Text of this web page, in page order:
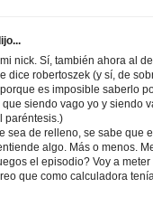
nick. Sí, también ahora al
dice robertoszek (y sí, de
es imposible saberlo
siendo vago yo y siendo
paréntesis.)
sea de relleno, se sabe que
algo. Más o menos.
el episodio? Voy a
que como calculadora